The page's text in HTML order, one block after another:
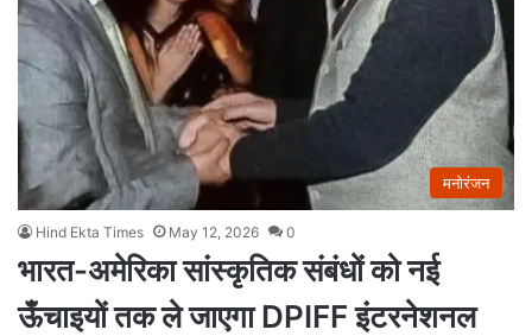
मनोरंजन
Hind Ekta Times May 12, 2026 0
भारत-अमेरिका सांस्कृतिक संबंधों को नई
ऊँचाइयों तक ले जाएगा DPIFF इंटरनेशनल